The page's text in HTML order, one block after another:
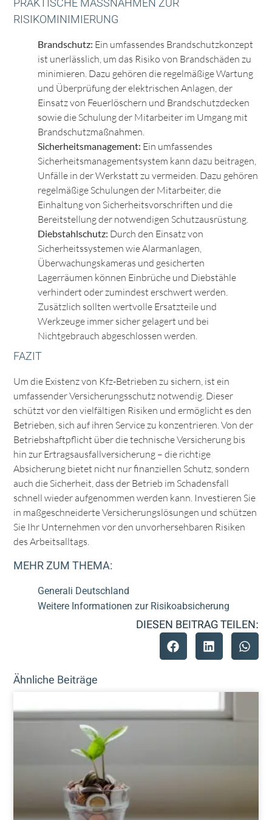
ISIKOMINIMIERUNG
Brandschutz: Ein umfassendes Brandschutzkonzept
ist unerlässlich, um das Risiko von Brandschäden zu
minimieren. Dazu gehören die regelmäßige Wartung
und Überprüfung der elektrischen Anlagen, der
Einsatz von Feuerlöschern und Brandschutzdecken
sowie die Schulung der Mitarbeiter im Umgang mit
Brandschutzmaßnahmen.
Sicherheitsmanagement: Ein umfassendes
Sicherheitsmanagementsystem kann dazu beitragen,
Unfälle in der Werkstatt zu vermeiden. Dazu gehören
regelmäßige Schulungen der Mitarbeiter, die
Einhaltung von Sicherheitsvorschriften und die
Bereitstellung der notwendigen Schutzausrüstung.
Diebstahlschutz: Durch den Einsatz von
Sicherheitssystemen wie Alarmanlagen,
Überwachungskameras und gesicherten
Lagerräumen können Einbrüche und Diebstähle
verhindert oder zumindest erschwert werden.
Zusätzlich sollten wertvolle Ersatzteile und
Werkzeuge immer sicher gelagert und bei
Nichtgebrauch abgeschlossen werden.
FAZIT
Um die Existenz von Kfz-Betrieben zu sichern, ist ein
umfassender Versicherungsschutz notwendig. Dieser
schützt vor den vielfältigen Risiken und ermöglicht es den
Betrieben, sich auf ihren Service zu konzentrieren. Von der
Betriebshaftpflicht über die technische Versicherung bis
hin zur Ertragsausfallversicherung – die richtige
Absicherung bietet nicht nur finanziellen Schutz, sondern
auch die Sicherheit, dass der Betrieb im Schadensfall
schnell wieder aufgenommen werden kann. Investieren Sie
in maßgeschneiderte Versicherungslösungen und schützen
Sie Ihr Unternehmen vor den unvorhersehbaren Risiken
des Arbeitsalltags.
MEHR ZUM THEMA:
Generali Deutschland
Weitere Informationen zur Risikoabsicherung
DIESEN BEITRAG TEILEN:
Ähnliche Beiträge